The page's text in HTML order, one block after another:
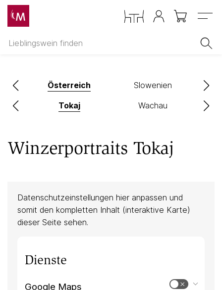
Menu
Österreich Slowenien
Tokaj Wachau
Winzerportraits Tokaj
Datenschutzeinstellungen hier anpassen und
somit den kompletten Inhalt (interaktive Karte)
dieser Seite sehen.
Dienste
Google Maps